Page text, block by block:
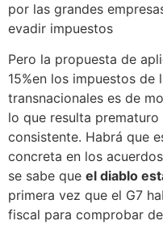
por las grandes
evadir impuestos
Pero la propuesta de
15%en los impuestos de
transnacionales es de
lo que resulta
consistente. Habrá que
concreta en los
se sabe que el diablo
primera vez que el G7
fiscal para comprobar